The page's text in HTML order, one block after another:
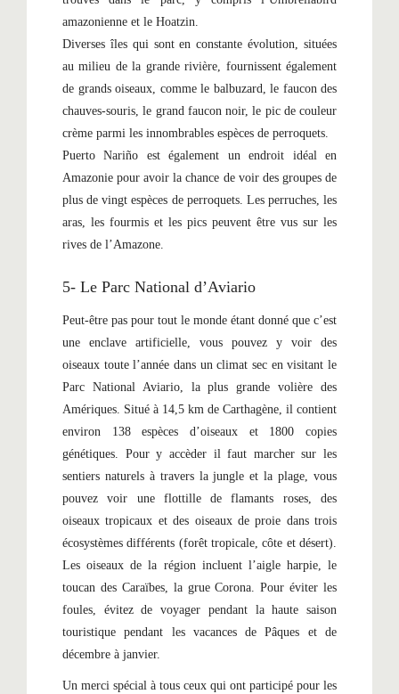
amazonienne et le Hoatzin.
Diverses îles qui sont en constante évolution, situées
au milieu de la grande rivière, fournissent également
de grands oiseaux, comme le balbuzard, le faucon des
chauves-souris, le grand faucon noir, le pic de couleur
crème parmi les innombrables espèces de perroquets.
Puerto Nariño est également un endroit idéal en
Amazonie pour avoir la chance de voir des groupes de
plus de vingt espèces de perroquets. Les perruches, les
aras, les fourmis et les pics peuvent être vus sur les
rives de l’Amazone.
5- Le Parc National d’Aviario
Peut-être pas pour tout le monde étant donné que c’est
une enclave artificielle, vous pouvez y voir des
oiseaux toute l’année dans un climat sec en visitant le
Parc National Aviario, la plus grande volière des
Amériques. Situé à 14,5 km de Carthagène, il contient
environ 138 espèces d’oiseaux et 1800 copies
génétiques. Pour y accèder il faut marcher sur les
sentiers naturels à travers la jungle et la plage, vous
pouvez voir une flottille de flamants roses, des
oiseaux tropicaux et des oiseaux de proie dans trois
écosystèmes différents (forêt tropicale, côte et désert).
Les oiseaux de la région incluent l’aigle harpie, le
toucan des Caraïbes, la grue Corona. Pour éviter les
foules, évitez de voyager pendant la haute saison
touristique pendant les vacances de Pâques et de
décembre à janvier.
Un merci spécial à tous ceux qui ont participé pour les